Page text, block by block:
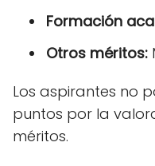
Formación
Otros méritos:
Los aspirantes no
puntos por la
méritos.